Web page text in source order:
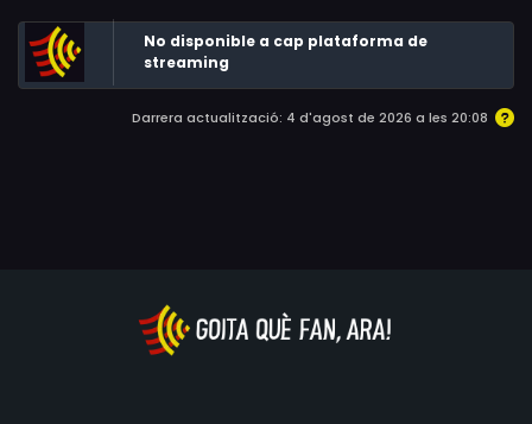
No disponible a cap plataforma de
streaming
Darrera actualització: 4 d'agost de 2026 a les 20:08